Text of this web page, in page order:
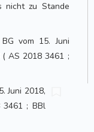
nicht zu Stande
vom 15. Juni
AS 2018 3461 ;
Juni 2018,
; BBl